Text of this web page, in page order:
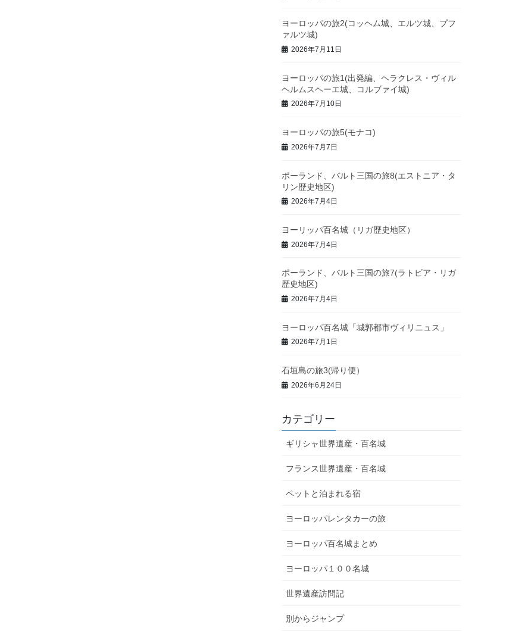
ヨーロッパの旅2(コッヘム城、エルツ城、プフ
ァルツ城)
2026年7月11日
ヨーロッパの旅1(出発編、ヘラクレス・ヴィル
ヘルムスヘーエ城、コルブァイ城)
2026年7月10日
ヨーロッパの旅5(モナコ)
2026年7月7日
ポーランド、バルト三国の旅8(エストニア・タ
リン歴史地区)
2026年7月4日
ヨーリッパ百名城（リガ歴史地区）
2026年7月4日
ポーランド、バルト三国の旅7(ラトビア・リガ
歴史地区)
2026年7月4日
ヨーロッパ百名城「城郭都市ヴィリニュス」
2026年7月1日
石垣島の旅3(帰り便）
2026年6月24日
カテゴリー
ギリシャ世界遺産・百名城
フランス世界遺産・百名城
ペットと泊まれる宿
ヨーロッパレンタカーの旅
ヨーロッパ百名城まとめ
ヨーロッパ１００名城
世界遺産訪問記
別からジャンプ